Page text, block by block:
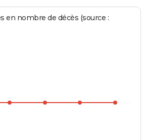
en nombre de décès (source :